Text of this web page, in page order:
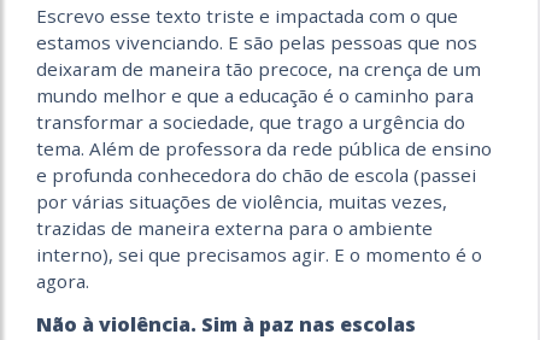
Escrevo esse texto triste e impactada com o que
estamos vivenciando. E são pelas pessoas que nos
deixaram de maneira tão precoce, na crença de um
mundo melhor e que a educação é o caminho para
transformar a sociedade, que trago a urgência do
tema. Além de professora da rede pública de ensino
e profunda conhecedora do chão de escola (passei
por várias situações de violência, muitas vezes,
trazidas de maneira externa para o ambiente
interno), sei que precisamos agir. E o momento é o
agora.
Não à violência. Sim à paz nas escolas